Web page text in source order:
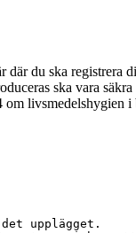
du ska registrera
ska vara säkra
om
det upplägget.